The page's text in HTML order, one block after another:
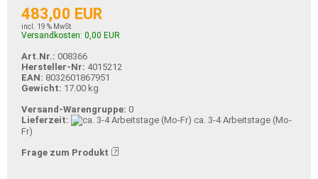
483,00 EUR
incl. 19 % MwSt.
Versandkosten: 0,00 EUR
Art.Nr.: 008366
Hersteller-Nr: 4015212
EAN: 8032601867951
Gewicht: 17.00 kg
Versand-Warengruppe: 0
Lieferzeit:
ca. 3-4 Arbeitstage (Mo-
Fr)
Frage zum Produkt